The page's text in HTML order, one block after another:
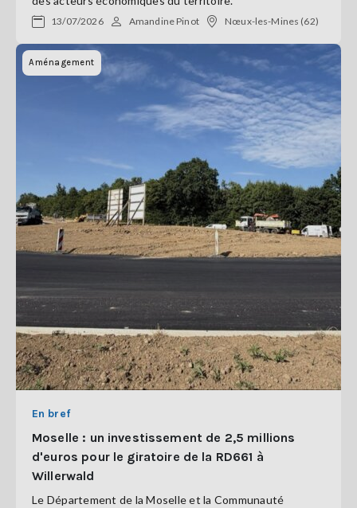
13/07/2026 Amandine Pinot Nœux-les-Mines (62)
Aménagement
En bref
Moselle : un investissement de 2,5 millions
d'euros pour le giratoire de la RD661 à
Willerwald
Le Département de la Moselle et la Communauté